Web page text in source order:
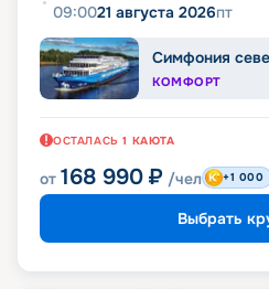
09:0021 августа 2026пт
Симфония
КОМФОРТ
ОСТАЛАСЬ 1 КАЮТА
от 168 990 ₽ /чел +1 000
Выбрать